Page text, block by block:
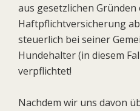
aus gesetzlichen Gründen
Haftpflichtversicherung
steuerlich bei seiner
Hundehalter (in diesem
verpflichtet!
Nachdem wir uns davon